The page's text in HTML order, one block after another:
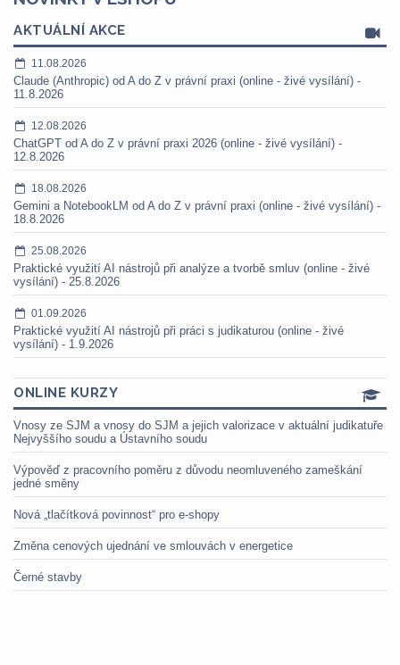
AKTUÁLNÍ AKCE
11.08.2026
Claude (Anthropic) od A do Z v právní praxi (online - živé vysílání) -
11.8.2026
12.08.2026
ChatGPT od A do Z v právní praxi 2026 (online - živé vysílání) -
12.8.2026
18.08.2026
Gemini a NotebookLM od A do Z v právní praxi (online - živé vysílání) -
18.8.2026
25.08.2026
Praktické využití AI nástrojů při analýze a tvorbě smluv (online - živé
vysílání) - 25.8.2026
01.09.2026
Praktické využití AI nástrojů při práci s judikaturou (online - živé
vysílání) - 1.9.2026
ONLINE KURZY
Vnosy ze SJM a vnosy do SJM a jejich valorizace v aktuální judikatuře
Nejvyššího soudu a Ústavního soudu
Výpověď z pracovního poměru z důvodu neomluveného zameškání
jedné směny
Nová „tlačítková povinnost“ pro e-shopy
Změna cenových ujednání ve smlouvách v energetice
Černé stavby